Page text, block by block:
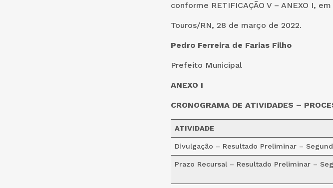
conforme RETIFICAÇÃO V – ANEXO I,
Touros/RN, 28 de março de 2022.
Pedro Ferreira de Farias Filho
Prefeito Municipal
ANEXO I
CRONOGRAMA DE ATIVIDADES –
ATIVIDADE
Divulgação – Resultado Preliminar –
Prazo Recursal – Resultado Preliminar –